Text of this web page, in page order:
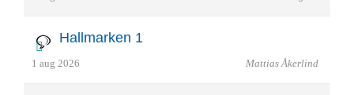
Hallmarken 1
1 aug 2026 Mattias Åkerlind